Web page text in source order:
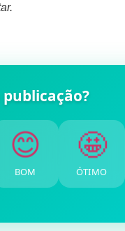
😊
BOM
🤩
ÓTIMO